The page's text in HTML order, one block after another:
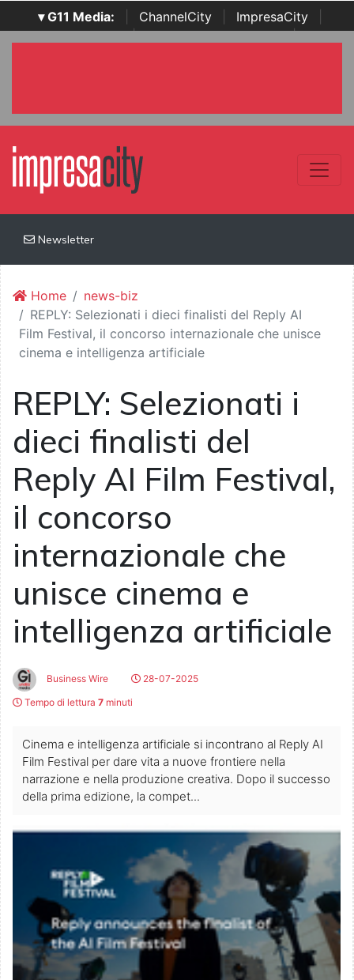
▾ G11 Media: ChannelCity ImpresaCity
SecurityOpenLab | Italian Channel Awards | Italian
Newsletter
Home
news-biz
REPLY: Selezionati i dieci finalisti del Reply AI
Film Festival, il concorso internazionale che unisce
cinema e intelligenza artificiale
REPLY: Selezionati i
dieci finalisti del
Reply AI Film Festival,
il concorso
internazionale che
unisce cinema e
intelligenza artificiale
Business Wire
28-07-2025
Tempo di lettura 7 minuti
Cinema e intelligenza artificiale si incontrano al Reply AI
Film Festival per dare vita a nuove frontiere nella
narrazione e nella produzione creativa. Dopo il successo
della prima edizione, la compet...